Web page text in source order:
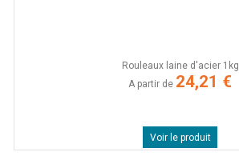
Rouleaux laine d'acier 1kg
A partir de 24,21 €
Voir le produit